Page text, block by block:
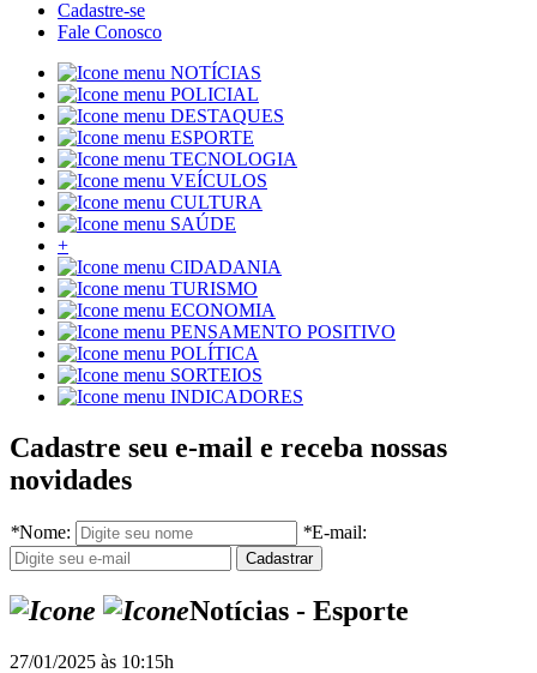
Cadastre-se
Fale Conosco
NOTÍCIAS
POLICIAL
DESTAQUES
ESPORTE
TECNOLOGIA
VEÍCULOS
CULTURA
SAÚDE
+
CIDADANIA
TURISMO
ECONOMIA
PENSAMENTO POSITIVO
POLÍTICA
SORTEIOS
INDICADORES
Cadastre seu e-mail e receba nossas
novidades
*Nome: *E-mail:
Notícias - Esporte
27/01/2025 às 10:15h